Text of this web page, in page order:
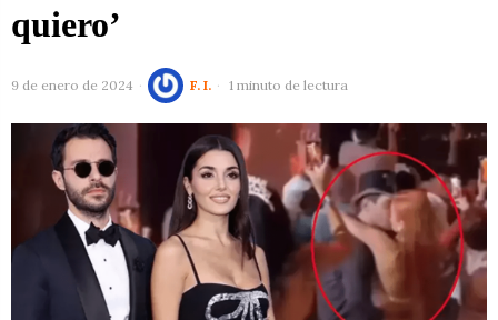
quiero’
9 de enero de 2024 F. I. 1 minuto de lectura